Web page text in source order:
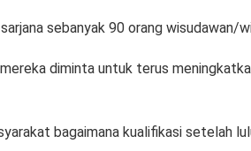
sebanyak 90 orang wisudawan/
diminta untuk terus
bagaimana kualifikasi setelah